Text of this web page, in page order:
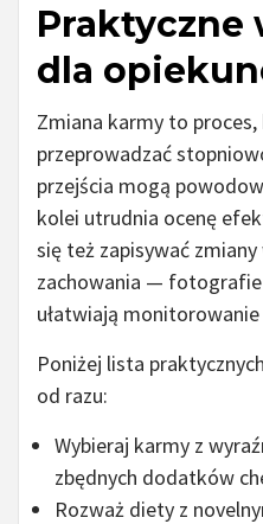
Praktyczne
dla
Zmiana karmy to
przeprowadzać
przejścia mogą
kolei utrudnia ocenę
się też zapisywać
zachowania —
ułatwiają
Poniżej lista
od razu:
Wybieraj karmy z
zbędnych dodatków
Rozważ diety z